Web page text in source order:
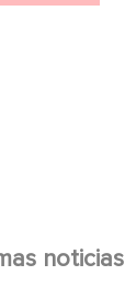
noticias